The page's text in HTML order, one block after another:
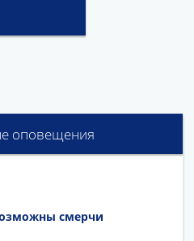
оповещения
смерчи